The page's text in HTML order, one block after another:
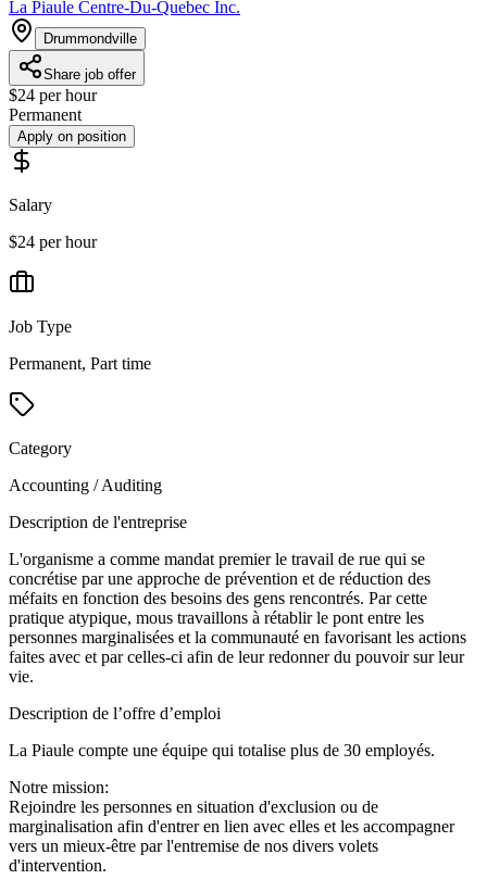
La Piaule Centre-Du-Quebec Inc.
Drummondville
Share job offer
$24 per hour
Permanent
Apply on position
Salary
$24 per hour
Job Type
Permanent, Part time
Category
Accounting / Auditing
Description de l'entreprise
L'organisme a comme mandat premier le travail de rue qui se
concrétise par une approche de prévention et de réduction des
méfaits en fonction des besoins des gens rencontrés. Par cette
pratique atypique, mous travaillons à rétablir le pont entre les
personnes marginalisées et la communauté en favorisant les actions
faites avec et par celles-ci afin de leur redonner du pouvoir sur leur
vie.
Description de l’offre d’emploi
La Piaule compte une équipe qui totalise plus de 30 employés.
Notre mission:
Rejoindre les personnes en situation d'exclusion ou de
marginalisation afin d'entrer en lien avec elles et les accompagner
vers un mieux-être par l'entremise de nos divers volets
d'intervention.